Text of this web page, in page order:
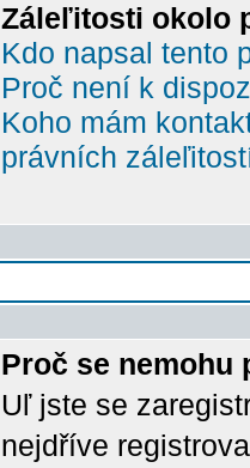
Záleľitosti okolo
Kdo napsal tento
Proč není k
Koho mám
právních
Proč se nemohu
Uľ jste se
nejdříve